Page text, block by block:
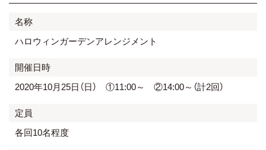
名称
ハロウィンガーデンアレンジメント
開催日時
2020年10月25日（日） ①11:00～ ②14:00～（計2回）
定員
各回10名程度